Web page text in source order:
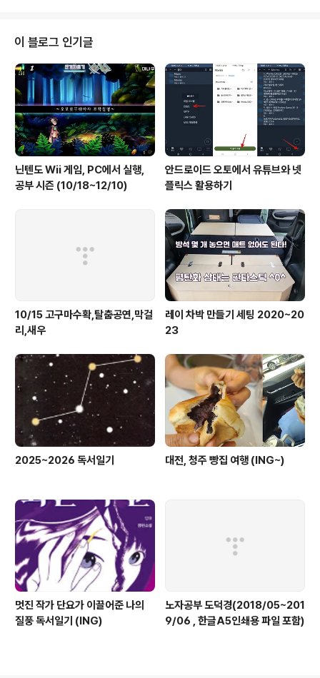
반탄티 (2520m) - 데우랄리(3090m) 4일 : 데우랄리 전
망대(3300m) - 데우랄리 – 고레파니 (2860m) 5일 : 고
레파니에서 휴식 6일 : 고레파니 – 냥게탄티(2430m) -
울레리(1960m) - 티케둥가(1480m) - 비레탄티(1025
m) ..
이 블로그 인기글
닌텐도 Wii 게임, PC에서 실행,
공부 시즌 (10/18~12/10)
안드로이드 오토에서 유튜브와 넷
플릭스 활용하기
10/15 고구마수확,탈춤공연,막걸
리,새우
레이 차박 만들기 세팅 2020~20
23
2025~2026 독서일기 대전, 청주 빵집 여행 (ING~)
멋진 작가 단요가 이끌어준 나의
질풍 독서일기 (ING)
노자공부 도덕경(2018/05~201
9/06 , 한글A5인쇄용 파일 포함)